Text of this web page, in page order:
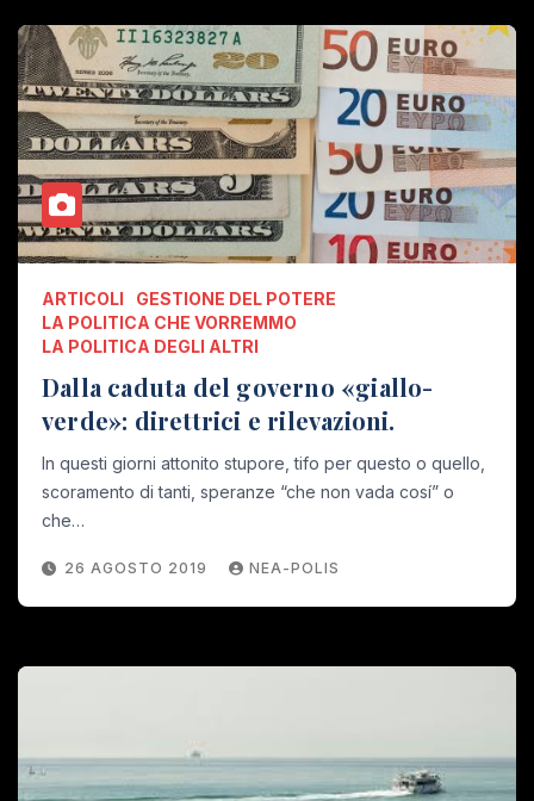
ARTICOLI
GESTIONE DEL POTERE
LA POLITICA CHE VORREMMO
LA POLITICA DEGLI ALTRI
Dalla caduta del governo «giallo-
verde»: direttrici e rilevazioni.
In questi giorni attonito stupore, tifo per questo o quello,
scoramento di tanti, speranze “che non vada cosí” o
che…
26 AGOSTO 2019 NEA-POLIS